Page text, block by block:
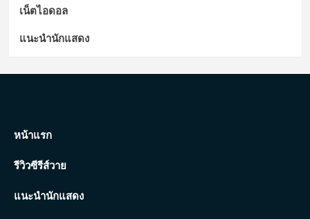
เน็ตไอดอล
แนะนำนักแสดง
หน้าแรก
รีวิวซีรีส์วาย
แนะนำนักแสดง